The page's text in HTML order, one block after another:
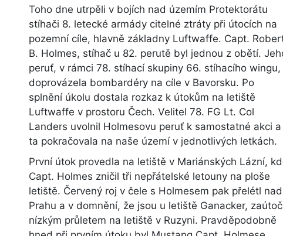
Toho dne utrpěli v bojích nad územím Protektorátu
stíhači 8. letecké armády citelné ztráty při útocích na
pozemní cíle, hlavně základny Luftwaffe. Capt.
B. Holmes, stíhač u 82. perutě byl jednou z obětí.
peruť, v rámci 78. stíhací skupiny 66. stíhacího wingu,
doprovázela bombardéry na cíle v Bavorsku. Po
splnění úkolu dostala rozkaz k útokům na letiště
Luftwaffe v prostoru Čech. Velitel 78. FG Lt. Col
Landers uvolnil Holmesovu peruť k samostatné akci a
ta pokračovala na naše území v jednotlivých letkách.
První útok provedla na letiště v Mariánských Lázní,
Capt. Holmes zničil tři nepřátelské letouny na ploše
letiště. Červený roj v čele s Holmesem pak přelétl nad
Prahu a v domnění, že jsou u letiště Ganacker,
nízkým průletem na letiště v Ruzyni. Pravděpodobně